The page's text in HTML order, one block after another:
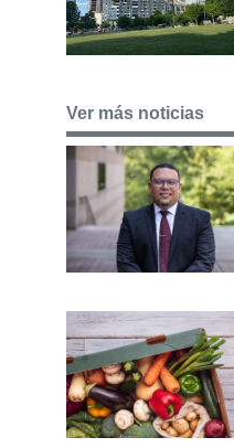
Ver más noticias